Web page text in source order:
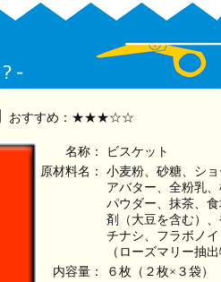
おすすめ：★★★☆☆
名称：
ビスケット
原材料名：
小麦粉、砂糖、シ
アバター、全粉乳
パウダー、抹茶、
剤（大豆を含む）
チナシ、フラボノ
（ローズマリー抽出
内容量：
６枚（２枚×３袋）